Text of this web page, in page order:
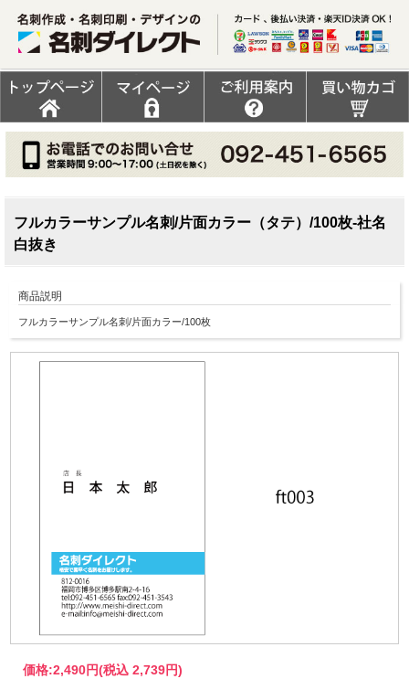
フルカラーサンプル名刺/片面カラー（タテ）/100枚-社名
白抜き
商品説明
フルカラーサンプル名刺/片面カラー/100枚
価格:2,490円(税込 2,739円)